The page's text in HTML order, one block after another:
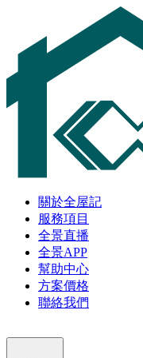
關於全屋記
服務項目
全景直播
全景APP
幫助中心
方案價格
聯絡我們